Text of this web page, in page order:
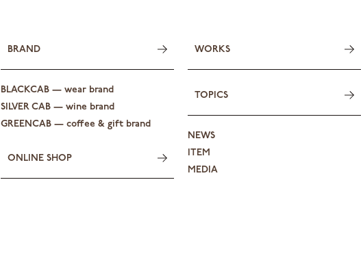
BRAND
BLACKCAB — wear brand
SILVER CAB — wine brand
GREENCAB — coffee & gift brand
ONLINE SHOP
WORKS
TOPICS
NEWS
ITEM
MEDIA